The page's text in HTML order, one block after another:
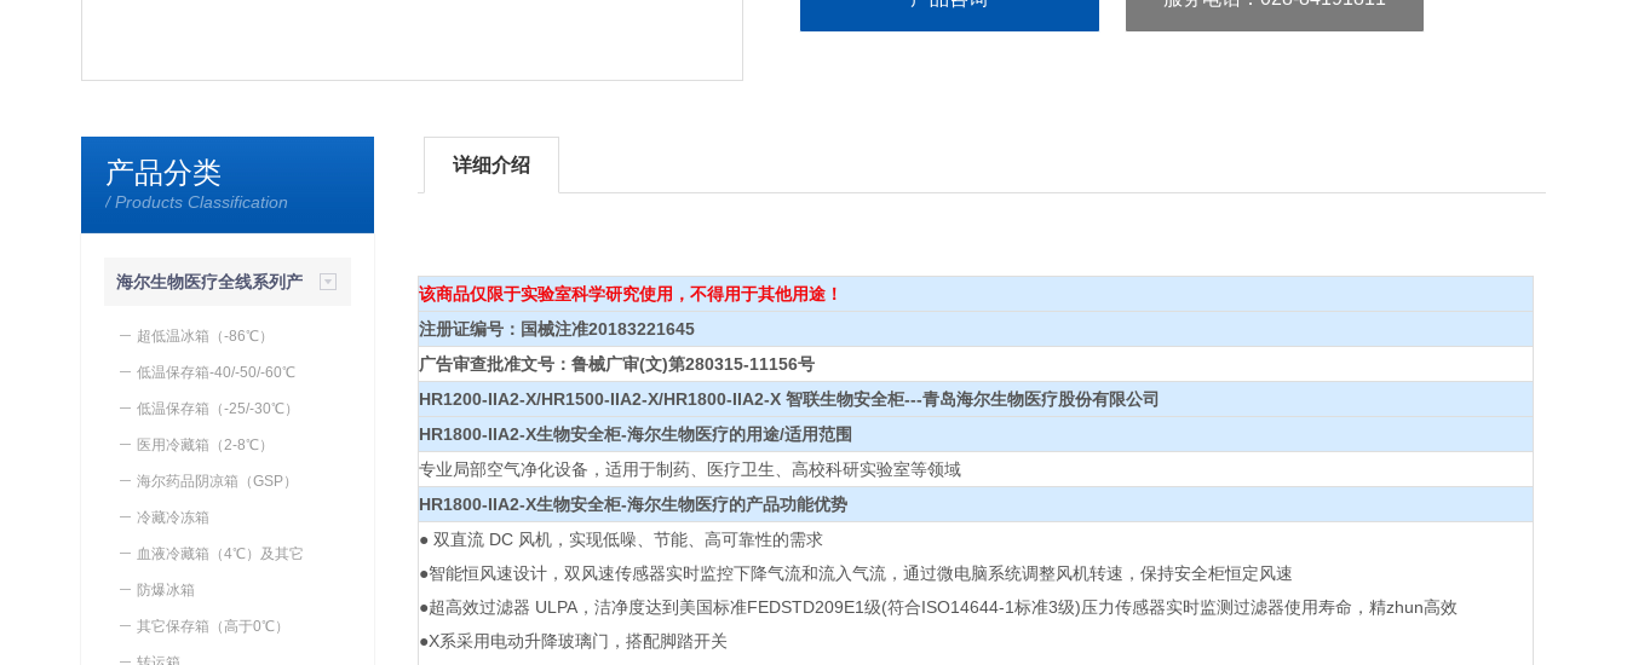
产品分类
/ Products Classification
海尔生物医疗全线系列产
超低温冰箱（-86℃）
低温保存箱-40/-50/-60℃
低温保存箱（-25/-30℃）
医用冷藏箱（2-8℃）
海尔药品阴凉箱（GSP）
冷藏冷冻箱
血液冷藏箱（4℃）及其它
防爆冰箱
其它保存箱（高于0℃）
详细介绍
该商品仅限于实验室科学研究使用，不得用于其他用途！
注册证编号：国械注准20183221645
广告审查批准文号：鲁械广审(文)第280315-11156号
HR1200-IIA2-X/HR1500-IIA2-X/HR1800-IIA2-X 智联生物安全柜---青岛海尔生物医疗股份有限公司
HR1800-IIA2-X生物安全柜-海尔生物医疗的用途/适用范围
专业局部空气净化设备，适用于制药、医疗卫生、高校科研实验室等领域
HR1800-IIA2-X生物安全柜-海尔生物医疗的产品功能优势
● 双直流 DC 风机，实现低噪、节能、高可靠性的需求
●智能恒风速设计，双风速传感器实时监控下降气流和流入气流，通过微电脑系统调整风机转速，保持安全柜恒定风速
●超高效过滤器 ULPA，洁净度达到美国标准FEDSTD209E1级(符合ISO14644-1标准3级)压力传感器实时监测过滤器使用寿命，精zhun高效
●X系采用电动升降玻璃门，搭配脚踏开关